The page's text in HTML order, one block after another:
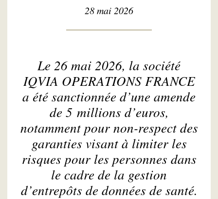
28 mai 2026
Le 26 mai 2026, la société
IQVIA OPERATIONS FRANCE
a été sanctionnée d’une amende
de 5 millions d’euros,
notamment pour non-respect des
garanties visant à limiter les
risques pour les personnes dans
le cadre de la gestion
d’entrepôts de données de santé.